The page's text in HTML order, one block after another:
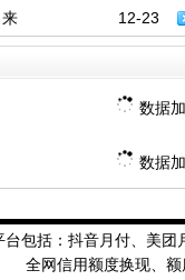
12-23
数据
数据
台包括：抖音月付、美
全网信用额度换现、